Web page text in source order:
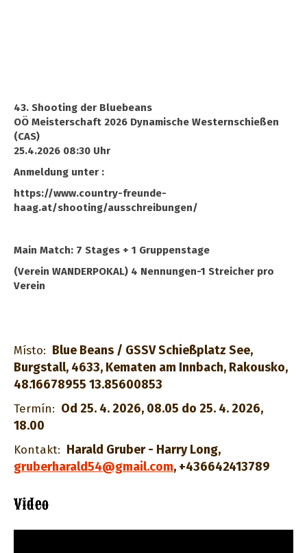
43. Shooting der Bluebeans
OÖ Meisterschaft 2026 Dynamische Westernschießen
(CAS)
25.4.2026 08:30 Uhr
Anmeldung unter :
https://www.country-freunde-
haag.at/shooting/ausschreibungen/
Main Match: 7 Stages + 1 Gruppenstage
(Verein WANDERPOKAL) 4 Nennungen-1 Streicher pro
Verein
Místo: Blue Beans / GSSV Schießplatz See,
Burgstall, 4633, Kematen am Innbach, Rakousko,
48.16678955 13.85600853
Termín: Od 25. 4. 2026, 08.05 do 25. 4. 2026,
18.00
Kontakt: Harald Gruber - Harry Long,
gruberharald54@gmail.com, +436642413789
Video